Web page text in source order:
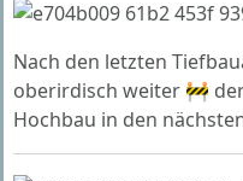
Nach den letzten
oberirdisch weiter 🚧
Hochbau in den nächsten